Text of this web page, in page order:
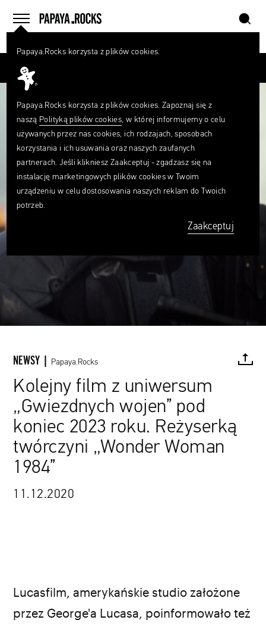
menu
home szukaj
NEWSY | Papaya.Rocks
Kolejny film z uniwersum
„Gwiezdnych wojen” pod
koniec 2023 roku. Reżyserką
twórczyni „Wonder Woman
1984”
11.12.2020
FACEBOOK TWITTER PINTEREST MAIL
Lucasfilm, amerykańskie studio założone
przez George'a Lucasa, poinformowało też
Papaya.Rocks korzysta z plików cookies.
Papaya.Rocks korzysta z plików cookies. Zapoznaj się z
naszą Polityką plików cookies, w której informujemy o celu
używanych przez nas cookies, ich rodzajach, sposobach
korzystania i ich usuwania oraz naszych zaufanych
partnerach. Jeśli klikniesz Zaakceptuj - zgadzasz się na
instalację marketingowych plików cookies w Twoim
urządzeniu w celu dostosowania naszych reklam do Twoich
potrzeb.
Zaakceptuj
Czego
szukasz?